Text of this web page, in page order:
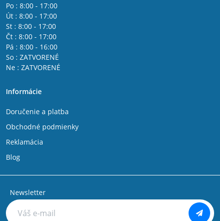
Po : 8:00 - 17:00
Út : 8:00 - 17:00
St : 8:00 - 17:00
Čt : 8:00 - 17:00
Pá : 8:00 - 16:00
So : ZATVORENÉ
Ne : ZATVORENÉ
Informácie
Doručenie a platba
Obchodné podmienky
Reklamácia
Blog
Newsletter